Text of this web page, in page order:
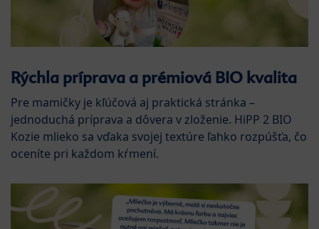
Rýchla príprava a prémiová BIO kvalita
Pre mamičky je kľúčová aj praktická stránka –
jednoduchá príprava a dôvera v zloženie. HiPP 2 BIO
Kozie mlieko sa vďaka svojej textúre ľahko rozpúšťa, čo
oceníte pri každom kŕmení.